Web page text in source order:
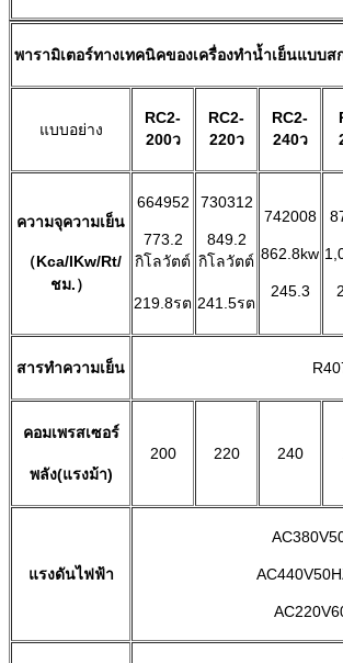
พารามิเตอร์ทางเทคนิคของเครื่องทำน้ำเย็นแบบ
แบบอย่าง
RC2-
200ว
RC2-
220ว
RC2-
240ว
ความจุความเย็น
（Kca/lKw/Rt/
ชม.）
664952
773.2
กิโลวัตต์
219.8รต
730312
849.2
กิโลวัตต์
241.5รต
742008
862.8kw
245.3
สารทำความเย็น
คอมเพรสเซอร์
พลัง(แรงม้า)
200 220 240
แรงดันไฟฟ้า